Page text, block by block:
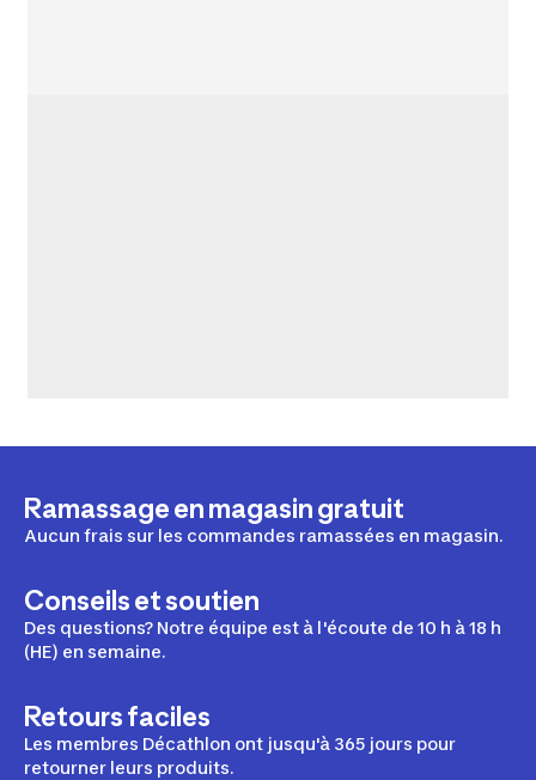
Ramassage en magasin gratuit
Aucun frais sur les commandes ramassées en magasin.
Conseils et soutien
Des questions? Notre équipe est à l'écoute de 10 h à 18 h
(HE) en semaine.
Retours faciles
Les membres Décathlon ont jusqu'à 365 jours pour
retourner leurs produits.